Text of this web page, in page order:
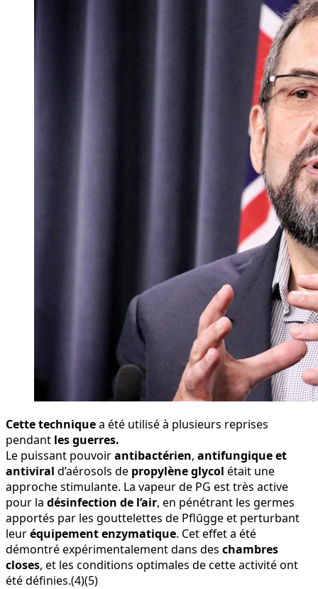
Cette techniquea été utilisé à plusieurs reprises
pendant les guerres.
Le puissant pouvoirantibactérien, antifungique et
antiviral d’aérosols de propylène glycol était une
approche stimulante. La vapeur de PG est très active
pour la désinfection de l’air, en pénétrant les germes
apportés par les gouttelettes de Pflŭgge et perturbant
leuréquipement enzymatique. Cet effet a été
démontré expérimentalement dans des chambres
closes, et les conditions optimales de cette activité ont
été définies.(4)(5)